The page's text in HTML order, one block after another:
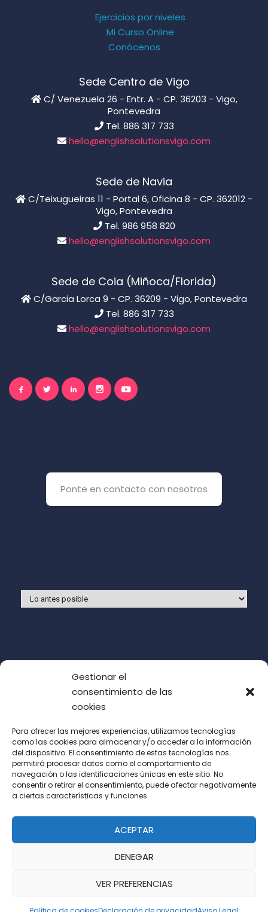
Gestionar el
consentimiento de las
cookies
Para ofrecer las mejores experiencias, utilizamos tecnologías
como las cookies para almacenar y/o acceder a la información
del dispositivo. El consentimiento de estas tecnologías nos
permitirá procesar datos como el comportamiento de
navegación o las identificaciones únicas en este sitio. No
consentir o retirar el consentimiento, puede afectar negativamente
a ciertas características y funciones.
ACEPTAR
DENEGAR
VER PREFERENCIAS
Ejercicios por niveles
Mi Curso Online
Conócenos
Sede Centro de Vigo
C/ Venezuela 26 - Entr. A - CP. 36203 - Vigo,
Pontevedra
Tel. 886 317 733
hello@englishsolutionsvigo.com
Sede de Navia
C/Teixugueiras 11 - Portal 6, Oficina 8 - CP. 362012 -
Vigo, Pontevedra
Tel. 986 958 820
hello@englishsolutionsvigo.com
Sede de Coia (Miñoca/Florida)
C/Garcia Lorca 9 - CP. 36209 - Vigo, Pontevedra
Tel. 886 317 733
hello@englishsolutionsvigo.com
Ponte en contacto con nosotros
Acepto las condiciones de uso (LOPD)